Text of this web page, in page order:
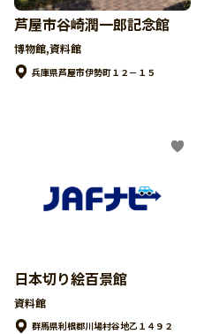
芦屋市谷崎潤一郎記念館
博物館,資料館
兵庫県芦屋市伊勢町１２－１５
日本切り絵百景館
資料館
群馬県利根郡川場村谷地乙１４９２